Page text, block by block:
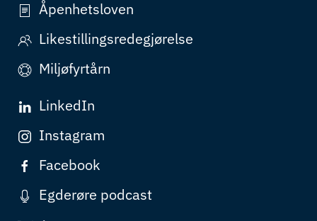
Åpenhetsloven
Likestillingsredegjørelse
Miljøfyrtårn
LinkedIn
Instagram
Facebook
Egderøre podcast